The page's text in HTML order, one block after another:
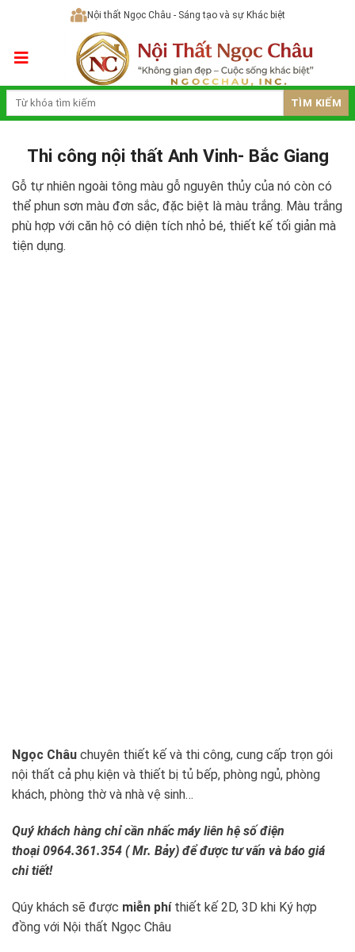
content
Nội thất Ngọc Châu - Sáng tạo và sự Khác biệt
TÌM KIẾM
Thi công nội thất Anh Vinh- Bắc Giang
Gỗ tự nhiên ngoài tông màu gỗ nguyên thủy của nó còn có
thể phun sơn màu đơn sắc, đặc biệt là màu trắng. Màu trắng
phù hợp với căn hộ có diện tích nhỏ bé, thiết kế tối giản mà
tiện dụng.
Ngọc Châu chuyên thiết kế và thi công, cung cấp trọn gói
nội thất cả phụ kiện và thiết bị tủ bếp, phòng ngủ, phòng
khách, phòng thờ và nhà vệ sinh…
Quý khách hàng chỉ cần nhấc máy liên hệ số điện
thoại 0964.361.354 ( Mr. Bảy) để được tư vấn và báo giá
chi tiết!
Qúy khách sẽ được miễn phíthiết kế 2D, 3D khi Ký hợp
đồng với Nội thất Ngọc Châu